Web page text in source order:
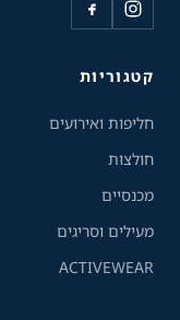
קטגוריות
חליפות ואירועים
חולצות
מכנסיים
מעילים וסריגים
ACTIVEWEAR
גודל טקסט
A-